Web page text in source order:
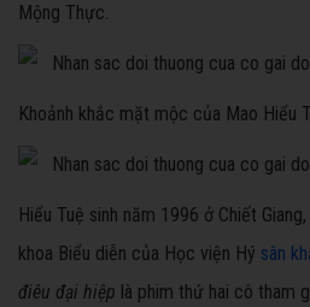
Mộng Thực.
Khoảnh khắc mặt mộc của Mao Hiểu
Hiểu Tuệ sinh năm 1996 ở Chiết
khoa Biểu diễn của Học viện Hý sân
điêu đại hiệp là phim thứ hai cô tham